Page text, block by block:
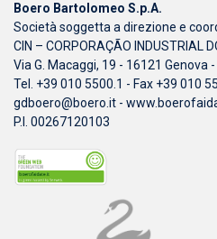
Boero Bartolomeo S.p.A.
Società soggetta a direzione e
CIN – CORPORAÇÃO INDUSTRIAL
Via G. Macaggi, 19 - 16121 Genova
Tel. +39 010 5500.1 - Fax +39 010
gdboero@boero.it -
P.I. 00267120103